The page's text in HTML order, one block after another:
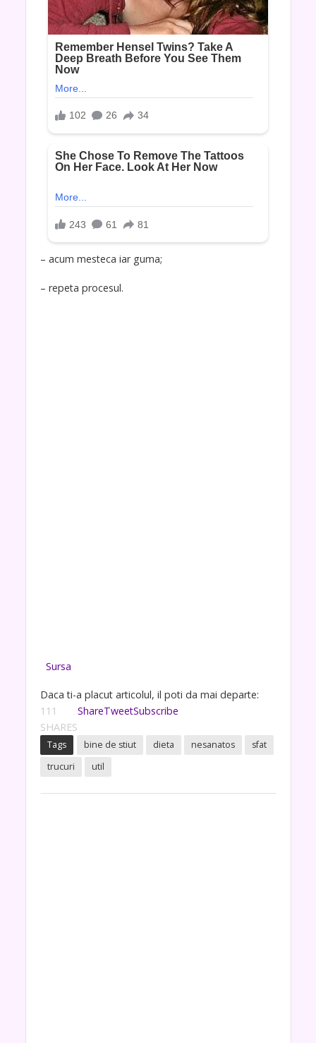
– acum mesteca iar guma;
– repeta procesul.
Sursa
Daca ti-a placut articolul, il poti da mai departe:
111
SHARES
ShareTweetSubscribe
Tags bine de stiut dieta nesanatos
sfat
trucuri
util